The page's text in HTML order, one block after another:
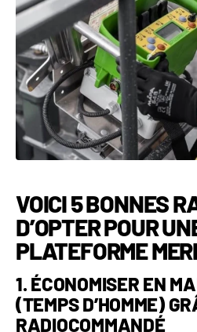
VOICI 5 BONNES
D’OPTER POUR
PLATEFORME
1. ÉCONOMISER EN
(TEMPS D’HOMME)
RADIOCOMMANDÉ